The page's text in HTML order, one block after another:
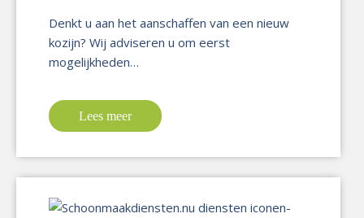
Denkt u aan het aanschaffen van een nieuw
kozijn? Wij adviseren u om eerst
mogelijkheden…
Lees meer